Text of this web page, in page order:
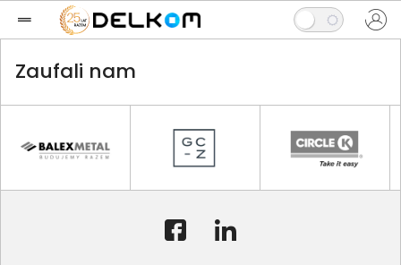
Zaufali nam